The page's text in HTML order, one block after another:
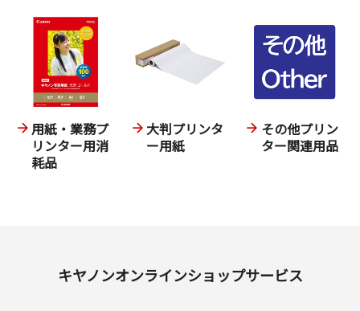
用紙・業務プ
リンター用消
耗品
大判プリンタ
ー用紙
その他プリン
ター関連用品
キヤノンオンラインショップサービス